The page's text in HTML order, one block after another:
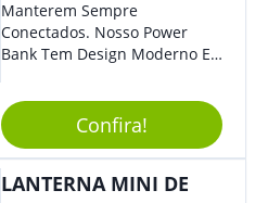
Manterem Sempre
Conectados. Nosso Power
Bank Tem Design Moderno E
Na Bolsa Ou Na Mochila.
Compatível Com Diversos
Aparelhos, O Brinde É Super
Eficiente E Ágil, Ideal Para
Quem Busca Praticidade No
Confira!
LANTERNA MINI DE